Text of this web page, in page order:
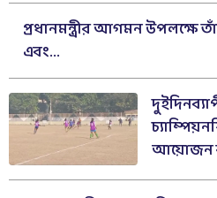
প্রধানমন্ত্রীর আগমন উপলক্ষে
এবং...
আয়োজন